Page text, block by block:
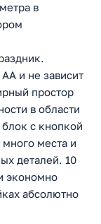
в
и не зависит
простор
в области
с кнопкой
места и
деталей. 10
экономно
абсолютно